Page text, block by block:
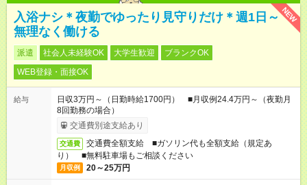
NEW
入浴ナシ＊夜勤でゆったり見守りだけ＊週1日～
無理なく働ける
派遣 社会人未経験OK 大学生歓迎
ブランクOK
WEB登録・面接OK
給与
日収3万円～（日勤時給1700円） ■月収例24.4万円～（夜勤月
8回勤務の場合）
交通費別途支給あり
交通費
交通費全額支給 ■ガソリン代も全額支給（規定あ
り） ■無料駐車場もご相談ください
月収例 20～25万円